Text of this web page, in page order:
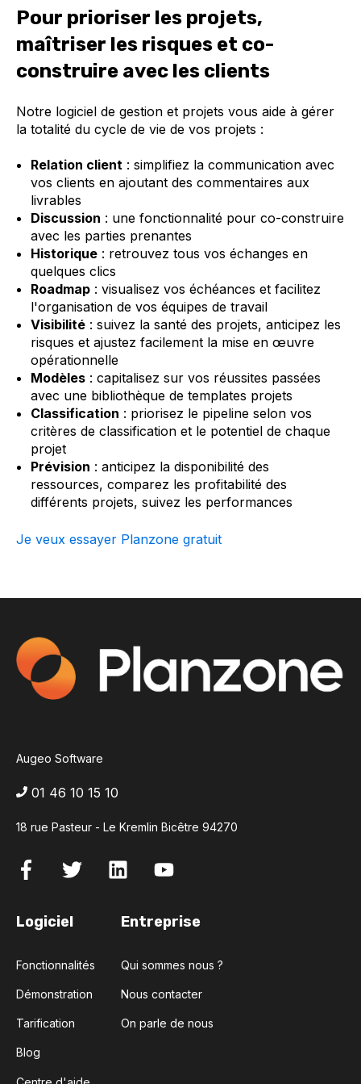
Pour prioriser les projets,
maîtriser les risques et co-
construire avec les clients
Notre logiciel de gestion et projets vous aide à gérer
la totalité du cycle de vie de vos projets :
Relation client : simplifiez la communication avec
vos clients en ajoutant des commentaires aux
livrables
Discussion : une fonctionnalité pour co-construire
avec les parties prenantes
Historique: retrouvez tous vos échanges en
quelques clics
Roadmap: visualisez vos échéances et facilitez
l'organisation de vos équipes de travail
Visibilité: suivez la santé des projets, anticipez les
risques et ajustez facilement la mise en œuvre
opérationnelle
Modèles: capitalisez sur vos réussites passées
avec une bibliothèque de templates projets
Classification : priorisez le pipeline selon vos
critères de classification et le potentiel de chaque
projet
Prévision : anticipez la disponibilité des
ressources, comparez les profitabilité des
différents projets, suivez les performances
Je veux essayer Planzone gratuit
Augeo Software
01 46 10 15 10
18 rue Pasteur - Le Kremlin Bicêtre 94270
Logiciel
Fonctionnalités
Démonstration
Tarification
Blog
Entreprise
Qui sommes nous ?
Nous contacter
On parle de nous